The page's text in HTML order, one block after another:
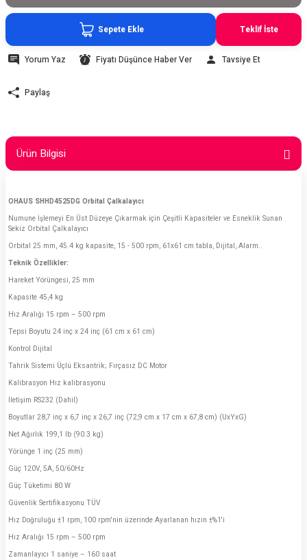
Sepete Ekle Teklif İste
Yorum Yaz Fiyatı Düşünce Haber Ver Tavsiye Et
Paylaş
Ürün Bilgisi
OHAUS SHHD4525DG Orbital Çalkalayıcı
Numune İşlemeyi En Üst Düzeye Çıkarmak için Çeşitli Kapasiteler ve Esneklik Sunan
Sekiz Orbital Çalkalayıcı
Orbital 25 mm, 45.4 kg kapasite, 15 - 500 rpm, 61x61 cm tabla, Dijital, Alarm..
Teknik Özellikler:
Hareket Yörüngesi, 25 mm
Kapasite 45,4 kg
Hız Aralığı 15 rpm – 500 rpm
Tepsi Boyutu 24 inç x 24 inç (61 cm x 61 cm)
Kontrol Dijital
Tahrik Sistemi Üçlü Eksantrik; Fırçasız DC Motor
Kalibrasyon Hız kalibrasyonu
İletişim RS232 (Dahil)
Boyutlar 28,7 inç x 6,7 inç x 26,7 inç (72,9 cm x 17 cm x 67,8 cm) (UxYxG)
Net Ağırlık 199,1 lb (90.3 kg)
Yörünge 1 inç (25 mm)
Güç 120V, 5A, 50/60Hz
Güç Tüketimi 80 W
Güvenlik Sertifikasyonu TÜV
Hız Doğruluğu ±1 rpm, 100 rpm'nin üzerinde Ayarlanan hızın ±%1'i
Hız Aralığı 15 rpm – 500 rpm
Zamanlayıcı 1 saniye – 160 saat